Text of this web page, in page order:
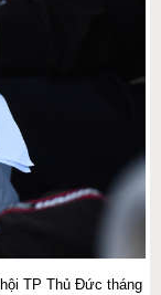
TP Thủ Đức tháng